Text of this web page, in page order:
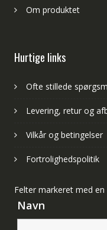
Om produktet
Hurtige links
Ofte stillede
Levering, retur og
Vilkår og betingelser
Fortrolighedspolitik
Felter markeret med en
Navn